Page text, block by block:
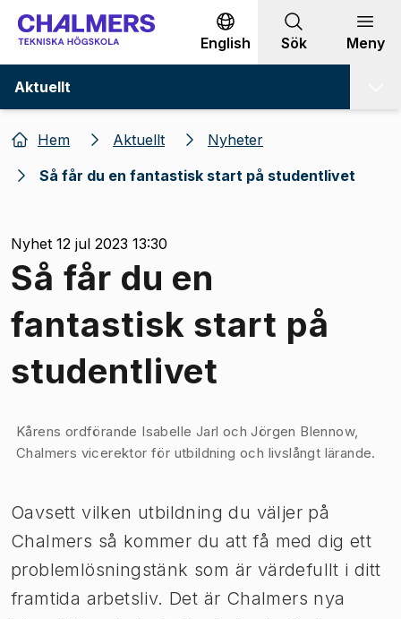
Gå till innehållet
English Sök Meny
Aktuellt
Hem Aktuellt
Nyheter
Så får du en fantastisk start på studentlivet
Nyhet 12 jul 2023 13:30
Så får du en
fantastisk start på
studentlivet
Bild 1 av 1
Kårens ordförande Isabelle Jarl och Jörgen Blennow,
Chalmers vicerektor för utbildning och livslångt lärande.
Oavsett vilken utbildning du väljer på
Chalmers så kommer du att få med dig ett
problemlösningstänk som är värdefullt i ditt
framtida arbetsliv. Det är Chalmers nya